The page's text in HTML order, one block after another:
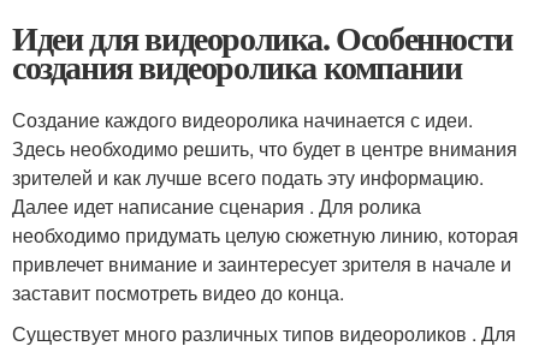
Идеи для видеоролика. Особенности
создания видеоролика компании
Создание каждого видеоролика начинается с идеи.
Здесь необходимо решить, что будет в центре внимания
зрителей и как лучше всего подать эту информацию.
Далее идет написание сценария . Для ролика
необходимо придумать целую сюжетную линию, которая
привлечет внимание и заинтересует зрителя в начале и
заставит посмотреть видео до конца.
Существует много различных типов видеороликов . Для